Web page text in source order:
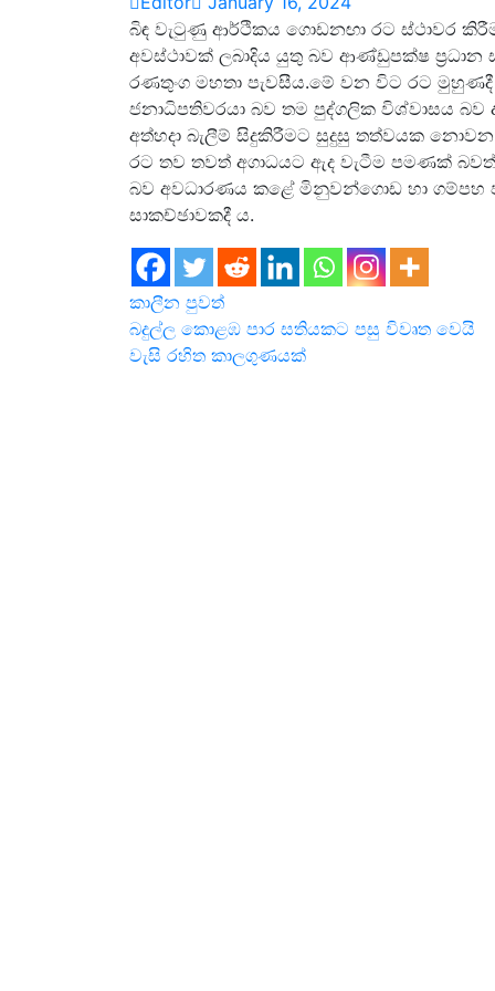
බිඳ වැටුණු ආර්ථිකය ගොඩනඟා රට ස්ථාවර
අවස්ථාවක් ලබාදිය යුතු බව ආණ්ඩුපක්ෂ ප්‍රධාන
රණතුංග මහතා පැවසීය.මේ වන විට රට
ජනාධිපතිවරයා බව තම පුද්ගලික විශ්වාසය
අත්හදා බැලීම් සිදුකිරීමට සුදුසු තත්වයක
රට තව තවත් අගාධයට ඇද වැටීම පමණක් බවත්
බව අවධාරණය කළේ මිනුවන්ගොඩ හා ගම්පහ
සාකච්ඡාවකදී ය.
කාලීන පුවත්
Post
navigation
බදුල්ල කොළඹ පාර සතියකට පසු විවෘත වෙයි
වැසි රහිත කාලගුණයක්